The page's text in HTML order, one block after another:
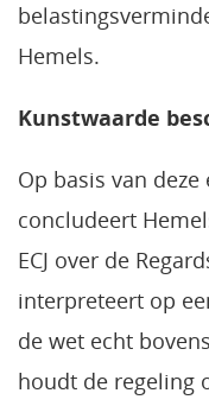
Hemels.
Kunstwaarde
Op basis van
concludeert
ECJ over de
interpreteert op
de wet echt
houdt de regeling